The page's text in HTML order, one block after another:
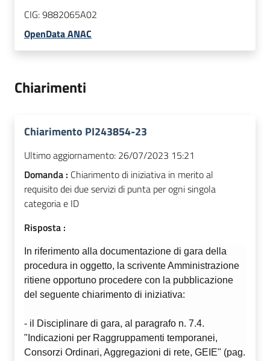
CIG:9882065A02
OpenData ANAC
Chiarimenti
Chiarimento PI243854-23
Ultimo aggiornamento: 26/07/2023 15:21
Domanda : Chiarimento di iniziativa in merito al
requisito dei due servizi di punta per ogni singola
categoria e ID
Risposta :
In riferimento alla documentazione di gara della
procedura in oggetto, la scrivente Amministrazione
ritiene opportuno procedere con la pubblicazione
del seguente chiarimento di iniziativa:
- il Disciplinare di gara, al paragrafo n. 7.4.
"Indicazioni per Raggruppamenti temporanei,
Consorzi Ordinari, Aggregazioni di rete, GEIE" (pag.